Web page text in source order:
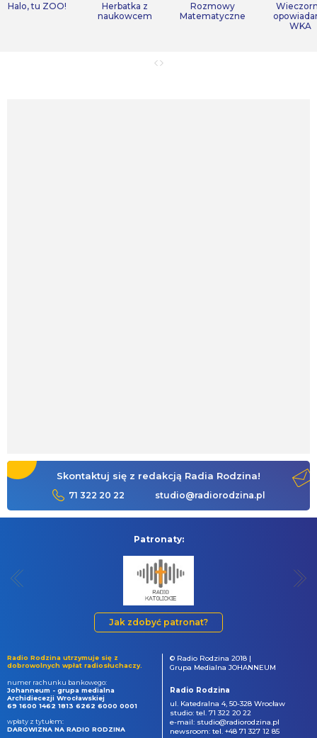
Halo, tu ZOO!
Herbatka z
naukowcem
Rozmowy
Matematyczne
WKA
Skontaktuj się z redakcją Radia Rodzina!
71 322 20 22 studio@radiorodzina.pl
Patronaty:
Jak zdobyć patronat?
Radio Rodzina utrzymuje się z
dobrowolnych wpłat radiosłuchaczy.
numer rachunku bankowego:
Johanneum - grupa medialna
Archidiecezji Wrocławskiej
69 1600 1462 1813 6262 6000 0001
wpłaty z tytułem:
DAROWIZNA NA RADIO RODZINA
© Radio Rodzina 2018 |
Grupa Medialna JOHANNEUM
Radio Rodzina
ul. Katedralna 4, 50-328 Wrocław
studio: tel. 71 322 20 22
e-mail: studio@radiorodzina.pl
newsroom: tel. +48 71 327 12 85